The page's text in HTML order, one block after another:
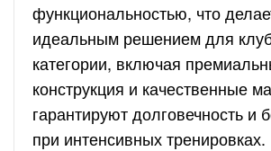
функциональностью, что
идеальным решением для
категории, включая
конструкция и качественные
гарантируют долговечность и
при интенсивных тренировках.